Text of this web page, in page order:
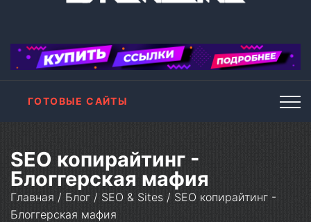
ГОТОВЫЕ САЙТЫ
SEO копирайтинг -
Блоггерская мафия
Главная / Блог / SEO & Sites / SEO копирайтинг -
Блоггерская мафия